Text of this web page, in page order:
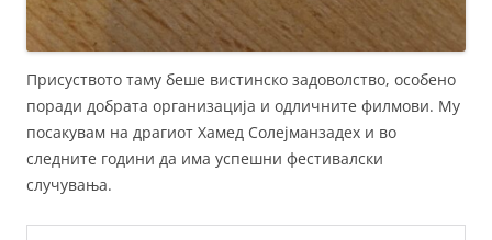
Присуството таму беше вистинско задоволство, особено
поради добрата организација и одличните филмови. Му
посакувам на драгиот Хамед Солејманзадех и во
следните години да има успешни фестивалски
случувања.